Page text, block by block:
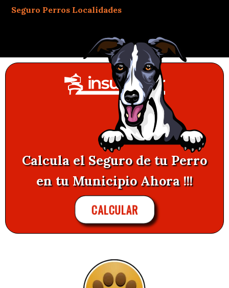
Seguro Perros Localidades
Calcula el Seguro de tu Perro
en tu Municipio Ahora !!!
CALCULAR